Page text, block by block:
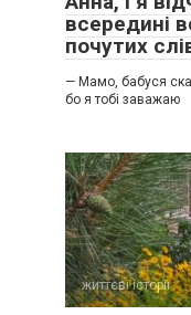
всередині
почутих
— Мамо, бабуся
бо я тобі заважаю
життєві історії